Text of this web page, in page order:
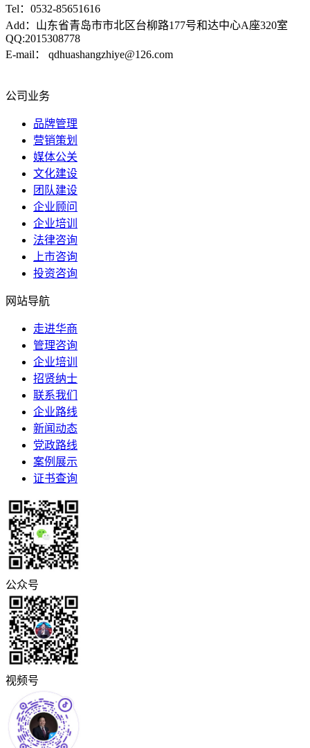
Tel： 0532-85651616
Add：山东省青岛市市北区台柳路177号和达中心A座320室
QQ:2015308778
E-mail：
qdhuashangzhiye@126.com
公司业务
品牌管理
营销策划
媒体公关
文化建设
团队建设
企业顾问
企业培训
法律咨询
上市咨询
投资咨询
网站导航
走进华商
管理咨询
企业培训
招贤纳士
联系我们
企业路线
新闻动态
党政路线
案例展示
证书查询
公众号
视频号